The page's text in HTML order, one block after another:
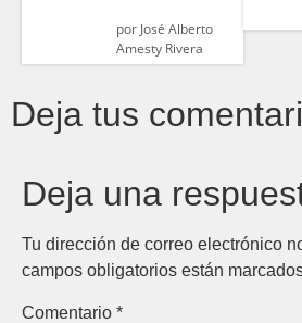
porJosé Alberto
Amesty Rivera
Deja tus
Deja una
Tu dirección de correo electrónico
campos obligatorios están
Comentario *